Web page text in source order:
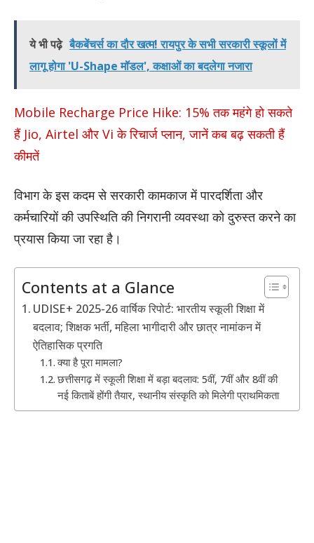
ये भी पढ़े बैकबेंचर्स का दौर खत्म! रायपुर के सभी सरकारी स्कूलों में
लागू होगा 'U-Shape मॉडल', कक्षाओं का बदलेगा नजारा
Mobile Recharge Price Hike: 15% तक महंगे हो सकते
हैं Jio, Airtel और Vi के रिचार्ज प्लान, जानें कब बढ़ सकती हैं
कीमतें
​विभाग के इस कदम से सरकारी कामकाज में पारदर्शिता और
कर्मचारियों की उपस्थिति की निगरानी व्यवस्था को दुरुस्त करने का
प्रयास किया जा रहा है।
Contents at a Glance
UDISE+ 2025-26 वार्षिक रिपोर्ट: भारतीय स्कूली शिक्षा में
बदलाव; शिक्षक भर्ती, महिला भागीदारी और छात्र नामांकन में
ऐतिहासिक प्रगति
​क्या है पूरा मामला?
छत्तीसगढ़ में स्कूली शिक्षा में बड़ा बदलाव: 5वीं, 7वीं और 8वीं की
नई किताबें होंगी तैयार, स्थानीय संस्कृति को मिलेगी प्राथमिकता